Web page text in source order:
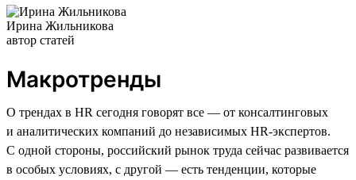
Ирина Жильникова
автор статей
Макротренды
О трендах в HR сегодня говорят все — от консалтинговых
и аналитических компаний до независимых HR-экспертов.
С одной стороны, российский рынок труда сейчас развивается
в особых условиях, с другой — есть тенденции, которые